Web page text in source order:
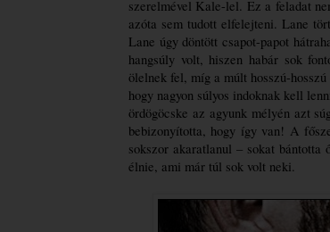
szerelmével Kale-lel. Ez a feladat
azóta sem tudott elfelejteni. Lane
Lane úgy döntött csapot-papot
hangsúly volt, hiszen habár sok
ölelnek fel, míg a múlt hosszú-
hogy nagyon súlyos indoknak kell
ördögöcske az agyunk mélyén azt
bebizonyította, hogy így van! A
sokszor akaratlanul – sokat
élnie, ami már túl sok volt neki.